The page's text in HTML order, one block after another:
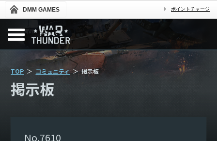
DMM GAMES ポイントチャージ
TOP コミュニティ 掲示板
掲示板
7610